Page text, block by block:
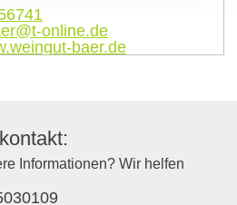
online.de
baer.de
Informationen? Wir helfen